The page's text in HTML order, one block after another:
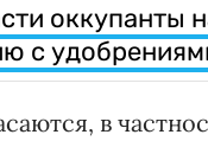
оккупанты
с
в